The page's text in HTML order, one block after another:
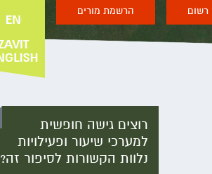
הרשמת מורים
רוצים גישה חופשית
למערכי שיעור ופעילויות
נלוות הקשורות לסיפור זה?